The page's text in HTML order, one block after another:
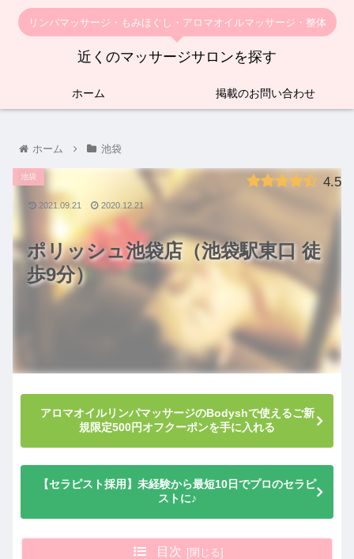
リンパマッサージ・もみほぐし・アロマオイルマッサージ・整体
近くのマッサージサロンを探す
ホーム 掲載のお問い合わせ
ホーム 池袋
ポリッシュ池袋店（池袋駅東口 徒
歩9分）
4.5
池袋
2021.09.21 2020.12.21
アロマオイルリンパマッサージのBodyshで使えるご新
規限定500円オフクーポンを手に入れる
【セラピスト採用】未経験から最短10日でプロのセラピ
ストに♪
目次